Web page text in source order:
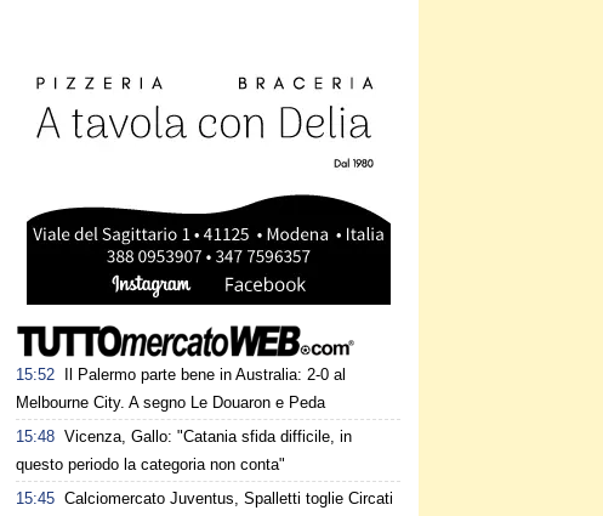
15:52
Il Palermo parte bene in Australia: 2-0 al
Melbourne City. A segno Le Douaron e Peda
15:48 Vicenza, Gallo: "Catania sfida difficile, in
questo periodo la categoria non conta"
15:45 Calciomercato Juventus, Spalletti toglie Circati